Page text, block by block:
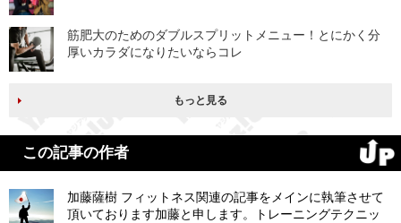
筋肥大のためのダブルスプリットメニュー！とにかく分
厚いカラダになりたいならコレ
もっと見る
この記事の作者
加藤薩樹 フィットネス関連の記事をメインに執筆させて
頂いております加藤と申します。トレーニングテクニッ